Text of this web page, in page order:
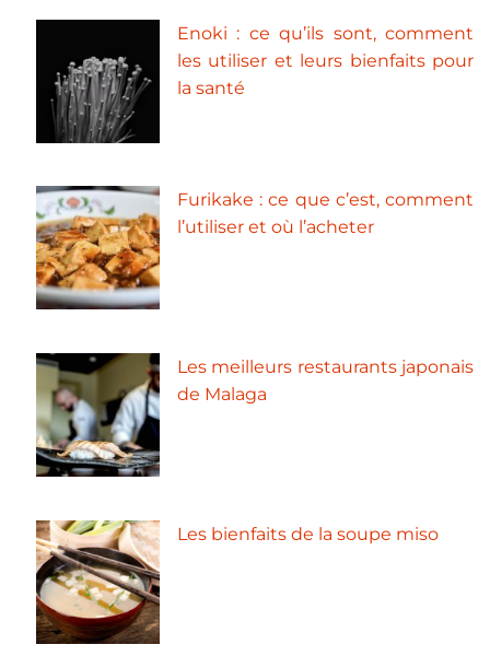
Enoki : ce qu’ils sont, comment
les utiliser et leurs bienfaits pour
la santé
Furikake : ce que c’est, comment
l’utiliser et où l’acheter
Les meilleurs restaurants japonais
de Malaga
Les bienfaits de la soupe miso